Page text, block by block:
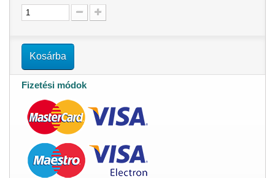
Kosárba
Fizetési módok